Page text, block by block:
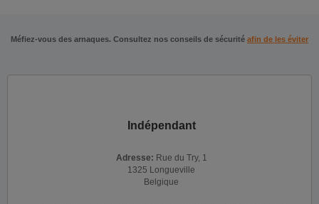
Méfiez-vous des arnaques. Consultez nos conseils de sécurité afin de les éviter
Indépendant
Adresse: Rue du Try, 1
1325 Longueville
Belgique